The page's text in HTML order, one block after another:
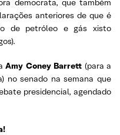
democrata, que também
anteriores de que é
de petróleo e gás xisto
Amy Coney Barrett (para a
no senado na semana que
presidencial, agendado